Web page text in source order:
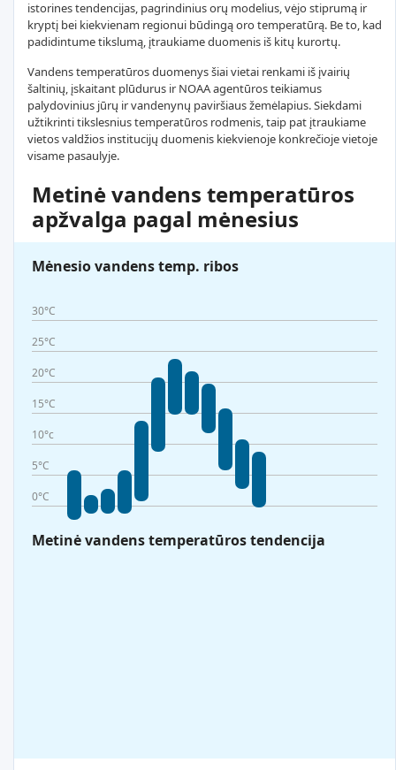
istorines tendencijas, pagrindinius orų modelius, vėjo stiprumą ir
kryptį bei kiekvienam regionui būdingą oro temperatūrą. Be to, kad
padidintume tikslumą, įtraukiame duomenis iš kitų kurortų.
Vandens temperatūros duomenys šiai vietai renkami iš įvairių
šaltinių, įskaitant plūdurus ir NOAA agentūros teikiamus
palydovinius jūrų ir vandenynų paviršiaus žemėlapius. Siekdami
užtikrinti tikslesnius temperatūros rodmenis, taip pat įtraukiame
vietos valdžios institucijų duomenis kiekvienoje konkrečioje vietoje
visame pasaulyje.
Metinė vandens temperatūros
apžvalga pagal mėnesius
Mėnesio vandens temp. ribos
30°C
25°C
20°C
15°C
10°c
5°C
0°C
Metinė vandens temperatūros tendencija